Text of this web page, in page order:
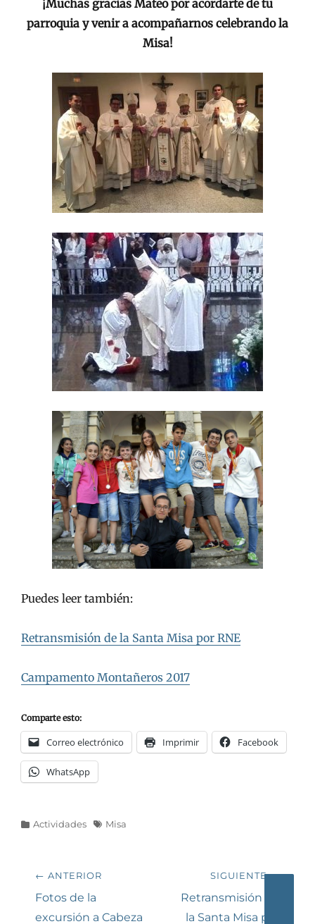
¡Muchas gracias Mateo por acordarte de tu
parroquia y venir a acompañarnos celebrando la
Misa!
Puedes leer también:
Retransmisión de la Santa Misa por RNE
Campamento Montañeros 2017
Comparte esto:
Correo electrónico Imprimir Facebook
WhatsApp
Categorías
Actividades Etiquetas
Misa
Navegación
de
← ANTERIOR
Entrada
anterior:
Fotos de la
excursión a Cabeza
SIGUIENTE →
Siguiente
entrada:
Retransmisión de
la Santa Misa por